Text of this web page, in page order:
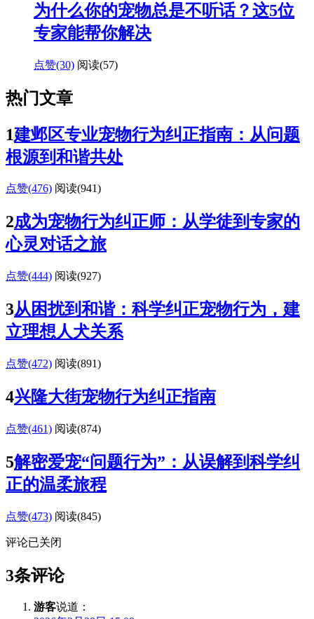
为什么你的宠物总是不听话？这5位
专家能帮你解决
点赞(30) 阅读(57)
热门文章
1建邺区专业宠物行为纠正指南：从问题
根源到和谐共处
点赞(476) 阅读(941)
2成为宠物行为纠正师：从学徒到专家的
心灵对话之旅
点赞(444) 阅读(927)
3从困扰到和谐：科学纠正宠物行为，建
立理想人犬关系
点赞(472) 阅读(891)
4兴隆大街宠物行为纠正指南
点赞(461) 阅读(874)
5解密爱宠“问题行为”：从误解到科学纠
正的温柔旅程
点赞(473) 阅读(845)
评论已关闭
3条评论
游客说道：